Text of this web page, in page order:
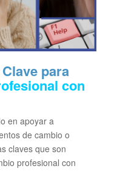
para
con
en apoyar a
de cambio o
claves que son
profesional con